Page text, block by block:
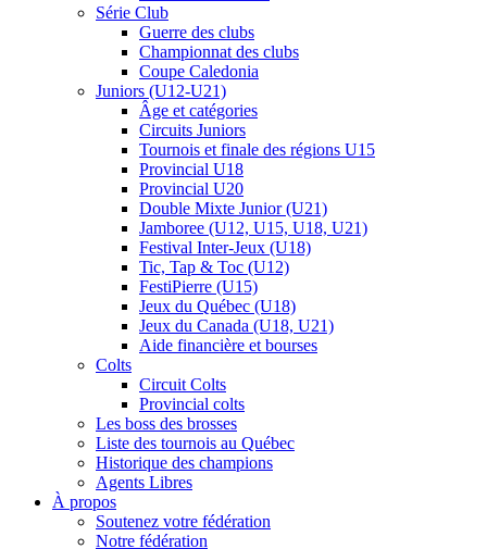
Série Club
Guerre des clubs
Championnat des clubs
Coupe Caledonia
Juniors (U12-U21)
Âge et catégories
Circuits Juniors
Tournois et finale des régions U15
Provincial U18
Provincial U20
Double Mixte Junior (U21)
Jamboree (U12, U15, U18, U21)
Festival Inter-Jeux (U18)
Tic, Tap & Toc (U12)
FestiPierre (U15)
Jeux du Québec (U18)
Jeux du Canada (U18, U21)
Aide financière et bourses
Colts
Circuit Colts
Provincial colts
Les boss des brosses
Liste des tournois au Québec
Historique des champions
Agents Libres
À propos
Soutenez votre fédération
Notre fédération